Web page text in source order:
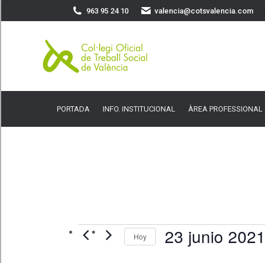
963 95 24 10 valencia@cotsvalencia.com
PORTADA INFO. INSTITUCIONAL ÀREA PROFESSIONAL
Eventos Hoy 23 junio 2021
ÀREA PROFESSIONAL